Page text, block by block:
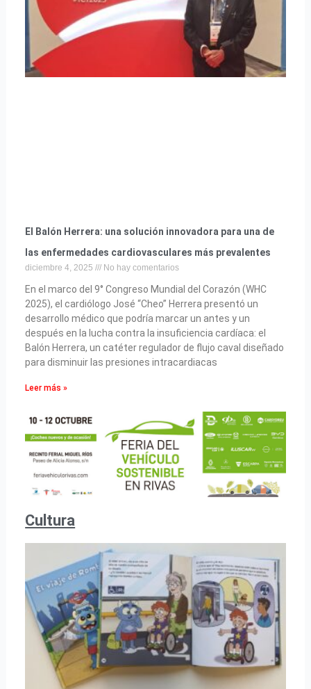
El Balón Herrera: una solución innovadora para una de
las enfermedades cardiovasculares más prevalentes
diciembre 4, 2025 No hay comentarios
En el marco del 9° Congreso Mundial del Corazón (WHC
2025), el cardiólogo José “Cheo” Herrera presentó un
desarrollo médico que podría marcar un antes y un
después en la lucha contra la insuficiencia cardíaca: el
Balón Herrera, un catéter regulador de flujo caval diseñado
para disminuir las presiones intracardiacas
Leer más »
Cultura